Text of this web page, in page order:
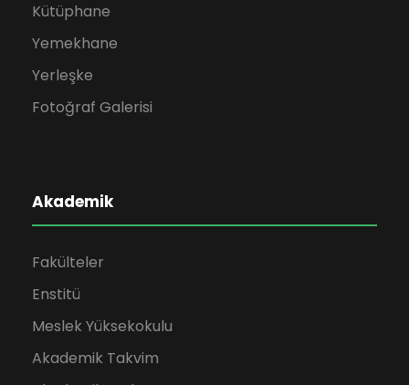
Kütüphane
Yemekhane
Yerleşke
Fotoğraf Galerisi
Akademik
Fakülteler
Enstitü
Meslek Yüksekokulu
Akademik Takvim